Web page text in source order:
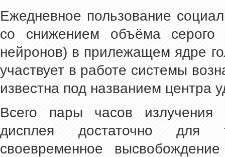
Ежедневное пользование
со снижением объёма серого
нейронов) в прилежащем ядре
участвует в работе системы
известна под названием центра
Всего пары часов
дисплея достаточно для
своевременное